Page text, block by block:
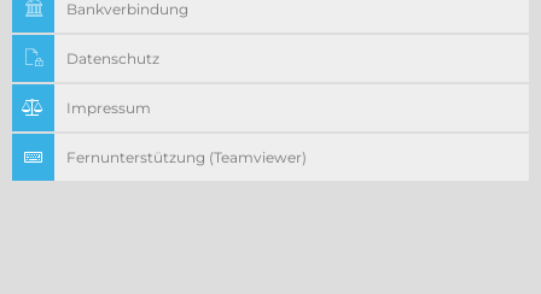
Bankverbindung
Datenschutz
Impressum
Fernunterstützung (Teamviewer)